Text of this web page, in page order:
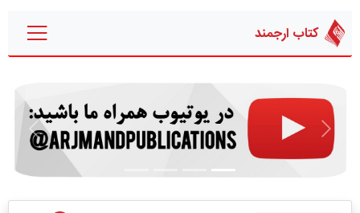
کتاب ارجمند
قبلی بعدی